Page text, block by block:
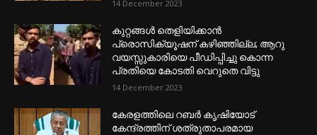
14 December 2023
കുറ്റങ്ങൾ തെളിയിക്കാൻ
പ്രൊസിക്യൂഷന് കഴിഞ്ഞില്ല; ആറു
വയസ്സുകാരിയെ പീഡിപ്പിച്ചു കൊന്ന
പ്രതിയെ കോടതി വെറുതെ വിട്ടു
14 December 2023
കേരളത്തിലെ റബർ കൃഷിയോട്
കേന്ദ്രത്തിന് ശത്രുതാപരമായ